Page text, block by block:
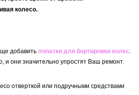
колесо.
добавить лопатки для бортировки колес.
и они значительно упростят Ваш ремонт.
отверткой или подручными средствами